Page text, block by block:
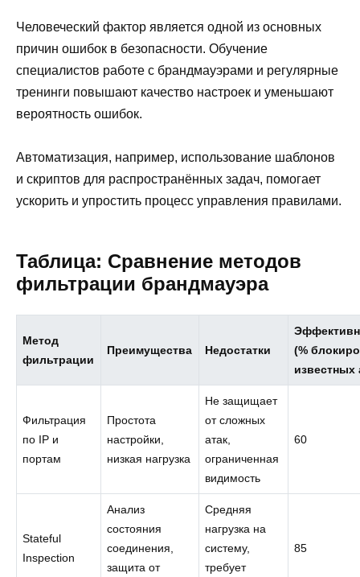
Человеческий фактор является одной из основных
причин ошибок в безопасности. Обучение
специалистов работе с брандмауэрами и регулярные
тренинги повышают качество настроек и уменьшают
вероятность ошибок.
Автоматизация, например, использование шаблонов
и скриптов для распространённых задач, помогает
ускорить и упростить процесс управления правилами.
Таблица: Сравнение методов
фильтрации брандмауэра
Метод
фильтрации
Преимущества Недостатки
(%
известных
Фильтрация
по IP и
портам
Простота
настройки,
низкая нагрузка
Не защищает
от сложных
атак,
ограниченная
видимость
60
Stateful
Inspection
Анализ
состояния
соединения,
защита от
Средняя
нагрузка на
систему,
требует
85